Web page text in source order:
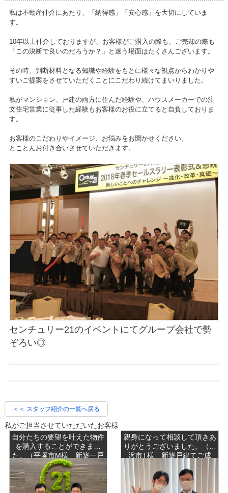
私は不動産仲介にあたり、「納得感」「安心感」を大切にしていま
す。
10年以上仲介しておりますが、お客様がご購入の際も、ご売却の際も
「この決断で良いのだろうか？」と迷う場面はたくさんございます。
その時、判断材料となる知識や経験をもとに様々な視点からわかりや
すいご提案をさせていただくことにこだわり続けてまいりました。
私がマンション、戸建の両方に住んだ経験や、ハウスメーカーでの注
文住宅営業に従事した経験もお客様のお役に立てると自負しておりま
す。
お客様のこだわりやイメージ、お悩みをお聞かせください。
とことんお付き合いさせていただきます。
センチュリー21のイベントにてグループ会社で勢
ぞろい◎
＜＜ スタッフ紹介の一覧へ戻る
私がご担当させていただいたお客様
自分たちの要望を叶えた物件
を購入することができまし
た。（平塚市M様 新築一戸
建てご成約）
親身になって相談して頂きあ
りがとうございました。（藤
沢市T様 新築戸建てご成